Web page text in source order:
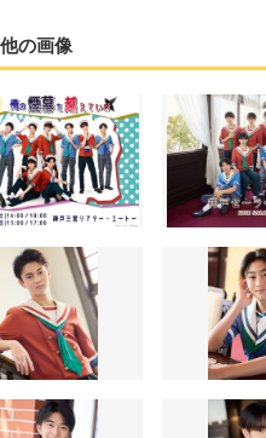
の画像